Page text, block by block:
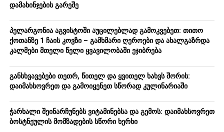
დამახინჯების გარეშე
პელარგონია აგვისტოში აუცილებლად გამოკვებეთ: თითო
ქოთანზე 1 ჩაის კოვზი – გამხმარი ღეროები და ახალგაზრდა
კალმები მთელი წელი ყვავილობაში ეჯიბრება
განსხვავებები თეთრ, წითელ და ყვითელ ხახვს შორის:
დაიმახსოვრეთ და გამოიყენეთ სწორად კულინარიაში
ჭარხალი შეინარჩუნებს ვიტამინებსა და გემოს: დაიმახსოვრეთ
ბოსტნეულის მომზადების სწორი ხერხი